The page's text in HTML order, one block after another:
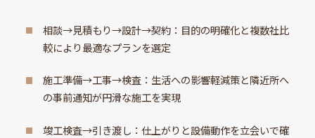
相談→見積もり→設計→契約：目的の明確化と複数社比
較により最適なプランを選定
施工準備→工事→検査：生活への影響軽減策と隣近所へ
の事前通知が円滑な施工を実現
竣工検査→引き渡し：仕上がりと設備動作を立会いで確